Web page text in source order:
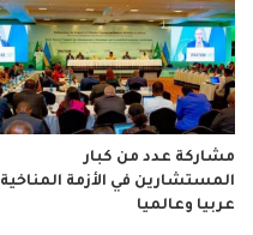
مشاركة عدد من كبار
المستشارين في الأزمة المناخية
عربيا وعالميا